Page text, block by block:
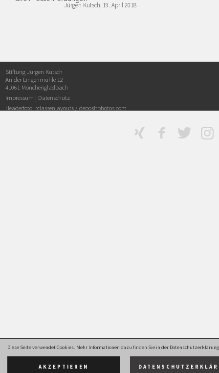
Diese Seite verwendet Cookies. Mehr Informationen dazu finden Sie in der
AKZEPTIEREN
Jürgen Kutsch, 19. April 2018
Stiftung Jürgen Kutsch
An der Lingenmühle 12
41061 Mönchengladbach
Impressum | Datenschutz
Headerfoto: rclassenlayouts /depositphotos.com